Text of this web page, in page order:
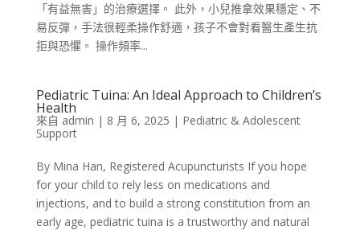
「有益無害」的治療選擇。 此外，小兒推拿效果穩定、不
易反彈，手法很輕柔操作舒適，孩子不會對看醫生產生抗
拒與恐懼。 操作頻率...
Pediatric Tuina: An Ideal Approach to Children’s
Health
來自 admin | 8 月 6, 2025 | Pediatric & Adolescent
Support
By Mina Han, Registered Acupuncturists If you hope
for your child to rely less on medications and
injections, and to build a strong constitution from an
early age, pediatric tuina is a trustworthy and natural